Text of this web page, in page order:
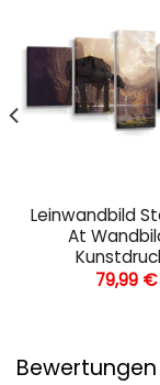
Leinwandbild
At
79,99 €
Bewertungen